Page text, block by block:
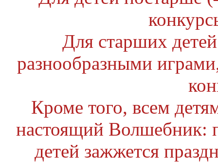
Для старших
разнообразными
Кроме того, всем
настоящий Волшебник:
детей зажжется